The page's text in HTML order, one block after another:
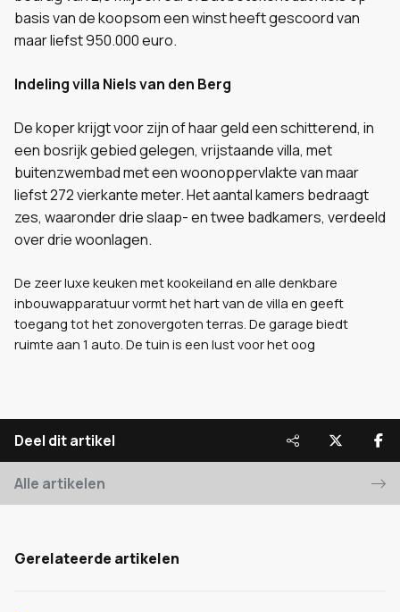
basis van de koopsom een winst heeft gescoord van
maar liefst 950.000 euro.
Indeling villa Niels van den Berg
De koper krijgt voor zijn of haar geld een schitterend, in
een bosrijk gebied gelegen, vrijstaande villa, met
buitenzwembad met een woonoppervlakte van maar
liefst 272 vierkante meter. Het aantal kamers bedraagt
zes, waaronder drie slaap- en twee badkamers, verdeeld
over drie woonlagen.
De zeer luxe keuken met kookeiland en alle denkbare
inbouwapparatuur vormt het hart van de villa en geeft
toegang tot het zonovergoten terras. De garage biedt
ruimte aan 1 auto. De tuin is een lust voor het oog
Deel dit artikel
Alle artikelen
Gerelateerde artikelen